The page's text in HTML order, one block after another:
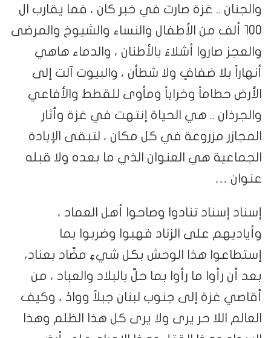
والجنان .. غزة صارت في خبر كان ، فما يقارب ال
100 ألف من الأطفال والنساء والشيوخ والمرضى
والعجز صاروا أشلاءً بالأطنان ، والدماء هاهي
أنهاراً بلا ضفافٍ ولا شطأن ، والبيوت آلت إلى
الأرض حطاماً وخراباً ومأوى للقطط والأفاعي
والجرذان .. هي الحياة إنتهت في غزة وأثار
المجازر مزروعة في كل مكان ، لتبقى الإبادة
الجماعية هي العنوان الذي ما بعده ولا قبله
عنوان …
إسناد إسناد تنادوا وصاحوا أهل العماد ،
وأياديهم على الزناد فهبوا وضربوا بما
إستطاعوا هذا الوحش بكل شيءٍ مضّاد بعناد،
بعد أن رأوا ما رأوا بما حلَّ بالبلاد والعباد ، من
أقاصي غزة إلى جنوب لبنان جبلاً ووادْ ، وكيف
العالم اللا حر يرى ولا يرى كل هذا الظلم وهذا